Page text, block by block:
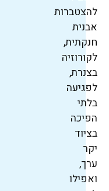
להצטברות
אבנית
חנקתית,
לקורוזיה
בצנרת,
לפגיעה
בלתי
הפיכה
בציוד
יקר
ערך,
ואפילו